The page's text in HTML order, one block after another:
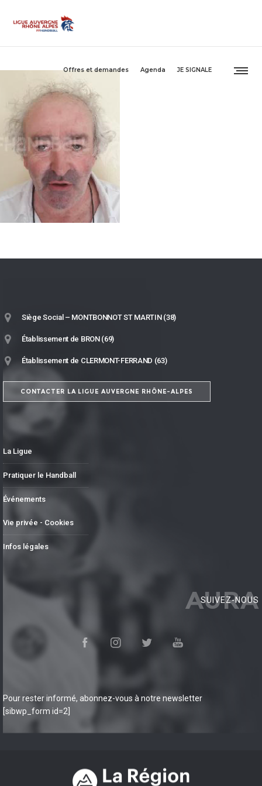
Offres et demandes Agenda JE SIGNALE
Siège Social – MONTBONNOT ST MARTIN (38)
Établissement de BRON (69)
Établissement de CLERMONT-FERRAND (63)
CONTACTER LA LIGUE AUVERGNE RHÔNE-ALPES
La Ligue
Pratiquer le Handball
Événements
Vie privée - Cookies
Infos légales
AURA
SUIVEZ-NOUS
Pour rester informé, abonnez-vous à notre newsletter
[sibwp_form id=2]